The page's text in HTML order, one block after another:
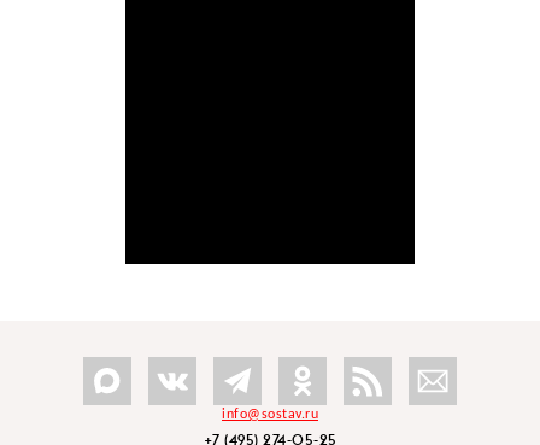
info@sostav.ru
+7 (495) 274-05-25